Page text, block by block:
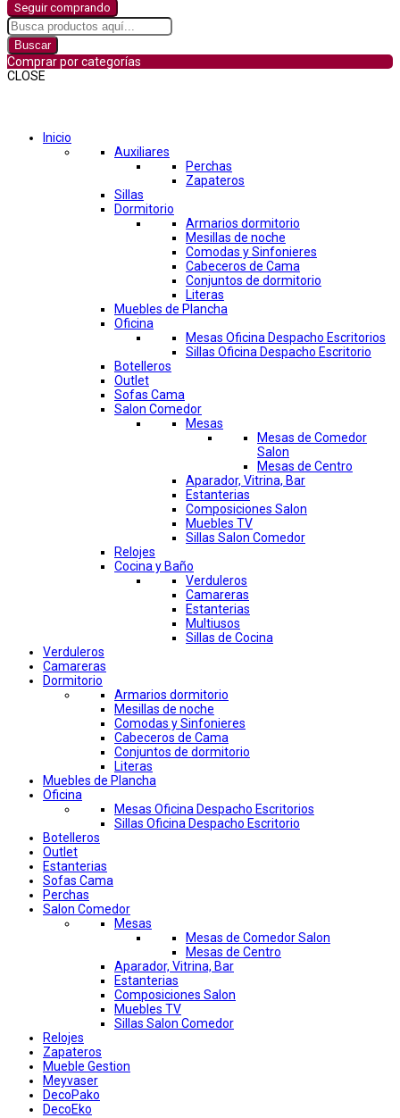
Seguir comprando
Buscar
Comprar por categorías
CLOSE
Inicio
Auxiliares
Perchas
Zapateros
Sillas
Dormitorio
Armarios dormitorio
Mesillas de noche
Comodas y Sinfonieres
Cabeceros de Cama
Conjuntos de dormitorio
Literas
Muebles de Plancha
Oficina
Mesas Oficina Despacho Escritorios
Sillas Oficina Despacho Escritorio
Botelleros
Outlet
Sofas Cama
Salon Comedor
Mesas
Mesas de Comedor
Salon
Mesas de Centro
Aparador, Vitrina, Bar
Estanterias
Composiciones Salon
Muebles TV
Sillas Salon Comedor
Relojes
Cocina y Baño
Verduleros
Camareras
Estanterias
Multiusos
Sillas de Cocina
Verduleros
Camareras
Dormitorio
Armarios dormitorio
Mesillas de noche
Comodas y Sinfonieres
Cabeceros de Cama
Conjuntos de dormitorio
Literas
Muebles de Plancha
Oficina
Mesas Oficina Despacho Escritorios
Sillas Oficina Despacho Escritorio
Botelleros
Outlet
Estanterias
Sofas Cama
Perchas
Salon Comedor
Mesas
Mesas de Comedor Salon
Mesas de Centro
Aparador, Vitrina, Bar
Estanterias
Composiciones Salon
Muebles TV
Sillas Salon Comedor
Relojes
Zapateros
Mueble Gestion
Meyvaser
DecoPako
DecoEko